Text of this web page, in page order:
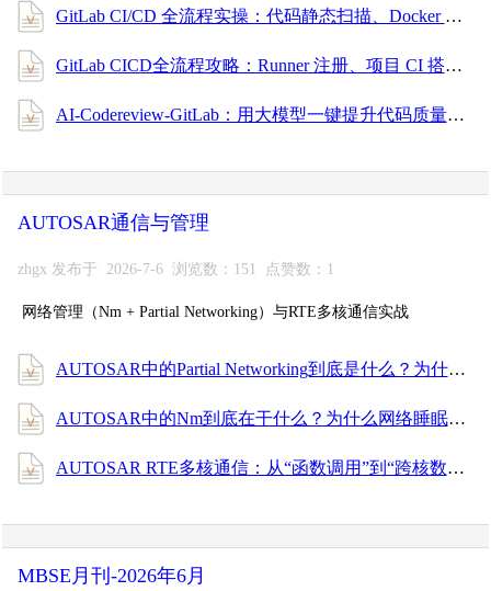
GitLab CI/CD 全流程实操：代码静态扫描、Docker 构建、镜像安全扫描与部署（安全合规篇）
GitLab CICD全流程攻略：Runner 注册、项目 CI 搭建、触发规则配置，小白也能上手！
AI-Codereview-GitLab：用大模型一键提升代码质量的自动审查利器
AUTOSAR通信与管理
zhgx 发布于 2026-7-6 浏览数：151 点赞数：1
网络管理（Nm + Partial Networking）与RTE多核通信实战
AUTOSAR中的Partial Networking到底是什么？为什么一辆车睡觉时总有几个ECU醒着？
AUTOSAR中的Nm到底在干什么？为什么网络睡眠、网络唤醒全靠它？
AUTOSAR RTE多核通信：从“函数调用”到“跨核数据搬运”的真相
MBSE月刊-2026年6月